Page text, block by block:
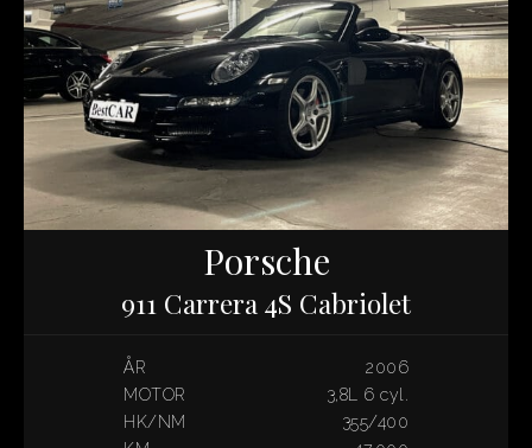
Porsche
911 Carrera 4S Cabriolet
ÅR
2006
MOTOR
3,8L 6 cyl.
HK/NM
355/400